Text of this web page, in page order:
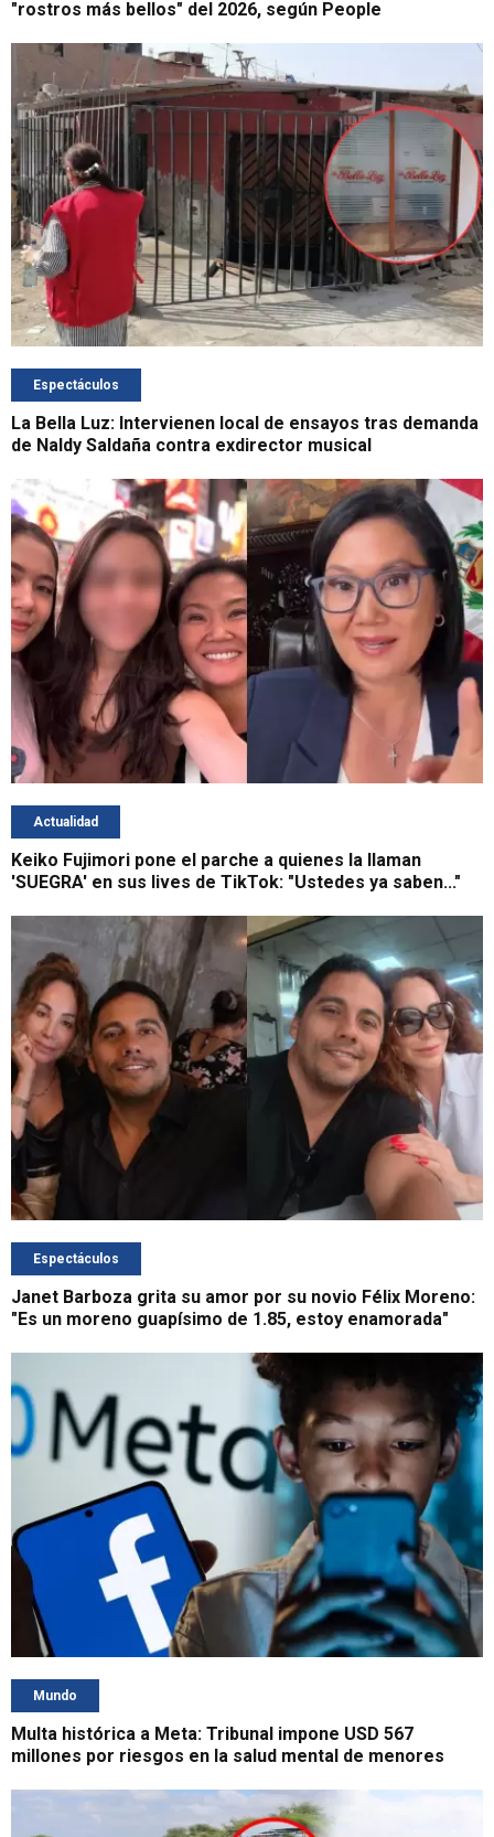
"rostros más bellos" del 2026, según People
Espectáculos
La Bella Luz: Intervienen local de ensayos tras demanda
de Naldy Saldaña contra exdirector musical
Actualidad
Keiko Fujimori pone el parche a quienes la llaman
'SUEGRA' en sus lives de TikTok: "Ustedes ya saben..."
Espectáculos
Janet Barboza grita su amor por su novio Félix Moreno:
"Es un moreno guapísimo de 1.85, estoy enamorada"
Mundo
Multa histórica a Meta: Tribunal impone USD 567
millones por riesgos en la salud mental de menores